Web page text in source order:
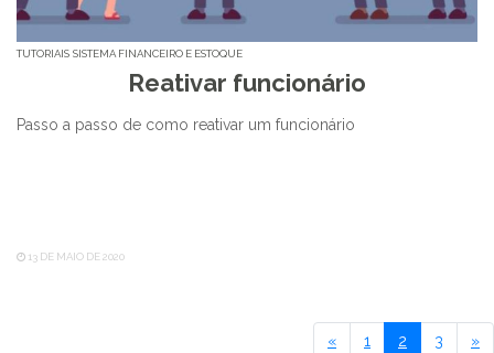
TUTORIAIS SISTEMA FINANCEIRO E ESTOQUE
Reativar funcionário
Passo a passo de como reativar um funcionário
13 DE MAIO DE 2020
«Primeiro
1 2 3 »